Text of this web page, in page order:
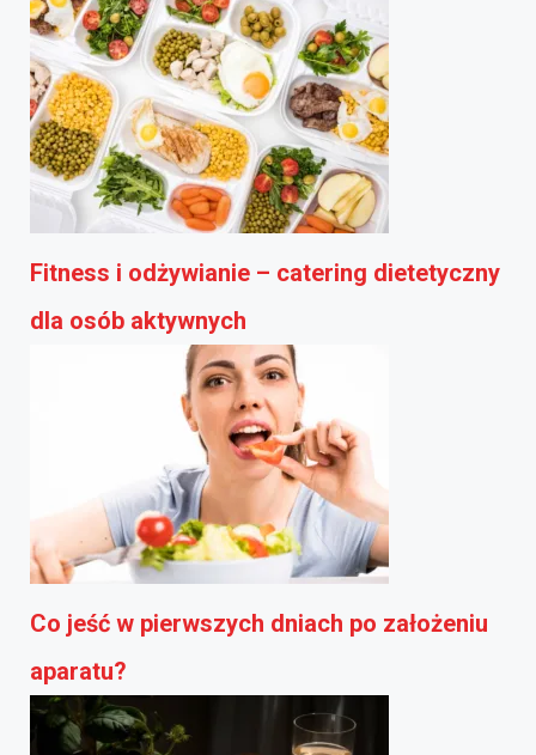
Fitness i odżywianie – catering dietetyczny
dla osób aktywnych
Co jeść w pierwszych dniach po założeniu
aparatu?